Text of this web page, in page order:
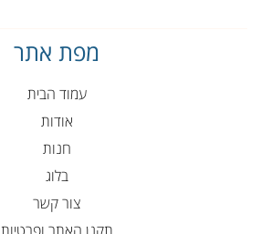
מפת אתר
עמוד הבית
אודות
חנות
בלוג
צור קשר